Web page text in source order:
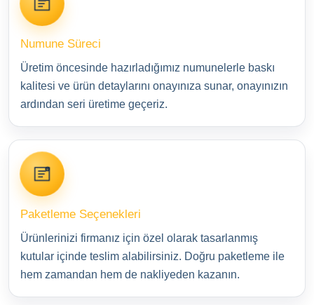
Numune Süreci
Üretim öncesinde hazırladığımız numunelerle baskı
kalitesi ve ürün detaylarını onayınıza sunar, onayınızın
ardından seri üretime geçeriz.
Paketleme Seçenekleri
Ürünlerinizi firmanız için özel olarak tasarlanmış
kutular içinde teslim alabilirsiniz. Doğru paketleme ile
hem zamandan hem de nakliyeden kazanın.